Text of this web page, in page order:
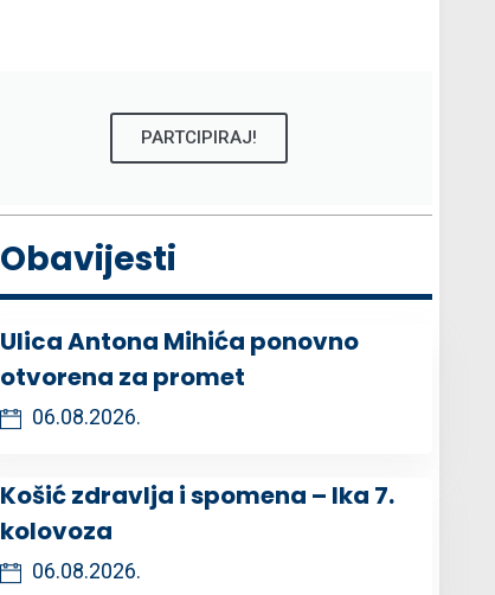
PARTCIPIRAJ!
Obavijesti
Ulica Antona Mihića ponovno
otvorena za promet
06.08.2026.
Košić zdravlja i spomena – Ika 7.
kolovoza
06.08.2026.